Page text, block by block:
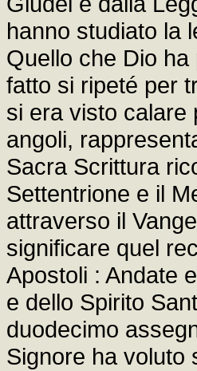
hanno studiato la
Quello che Dio
fatto si ripeté per
si era visto calare
angoli,
Sacra Scrittura
Settentrione e il
attraverso il
significare quel
Apostoli : Andate
e dello Spirito
duodecimo
Signore ha voluto